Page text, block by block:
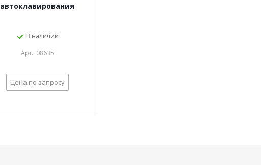
автоклавирования
В наличии
Арт.: 08635
Цена по запросу